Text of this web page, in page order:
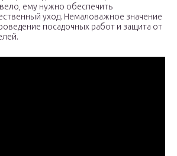
ему нужно обеспечить
уход. Немаловажное значение
посадочных работ и защита от